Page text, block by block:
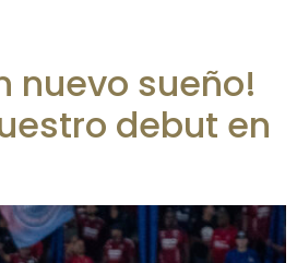
nuevo sueño!
debut en